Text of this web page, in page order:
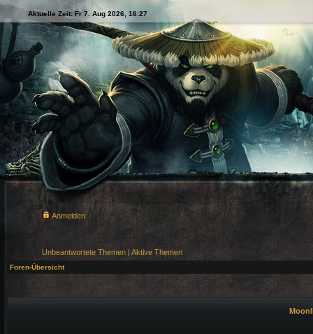
Aktuelle Zeit: Fr 7. Aug 2026, 16:27
Anmelden
Unbeantwortete Themen | Aktive Themen
Foren-Übersicht